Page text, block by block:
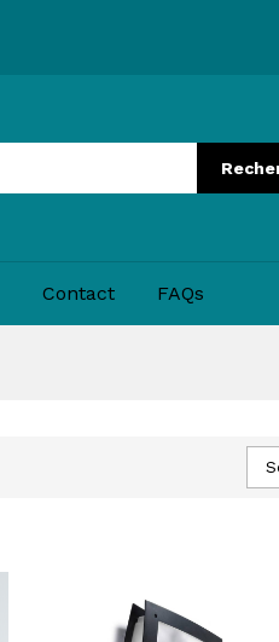
Contact FAQs